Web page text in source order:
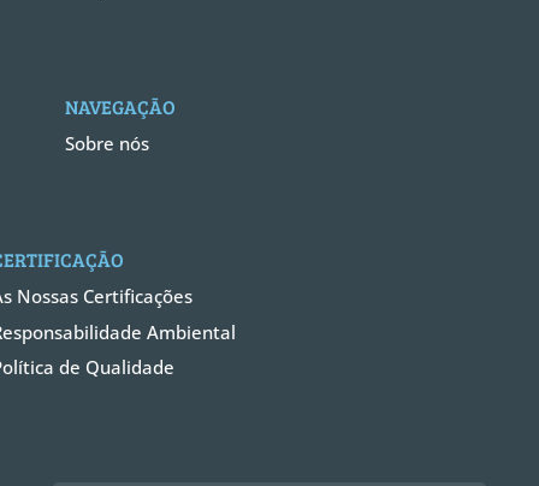
NAVEGAÇÃO
Sobre nós
Nossas Certificações
Ambiental
de Qualidade